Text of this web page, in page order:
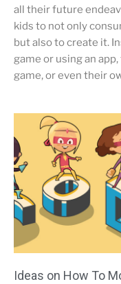
all their future
kids to not only
but also to create it.
game or using an
game, or even their
Ideas on How To